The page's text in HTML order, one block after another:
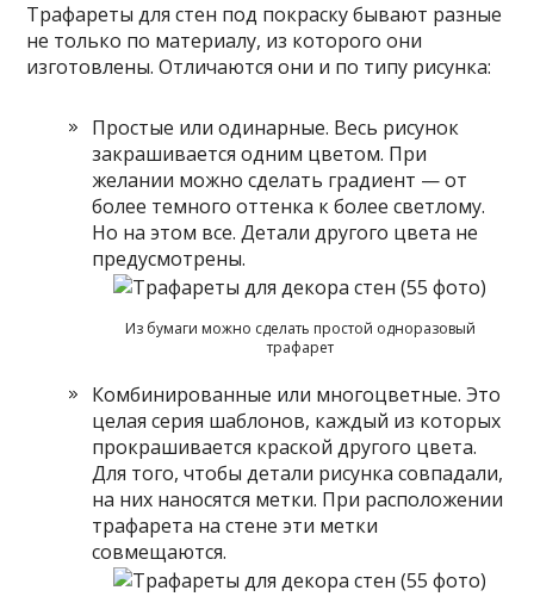
Трафареты для стен под покраску бывают разные
не только по материалу, из которого они
изготовлены. Отличаются они и по типу рисунка:
Простые или одинарные. Весь рисунок
закрашивается одним цветом. При
желании можно сделать градиент — от
более темного оттенка к более светлому.
Но на этом все. Детали другого цвета не
предусмотрены.
Из бумаги можно сделать простой одноразовый
трафарет
Комбинированные или многоцветные. Это
целая серия шаблонов, каждый из которых
прокрашивается краской другого цвета.
Для того, чтобы детали рисунка совпадали,
на них наносятся метки. При расположении
трафарета на стене эти метки
совмещаются.